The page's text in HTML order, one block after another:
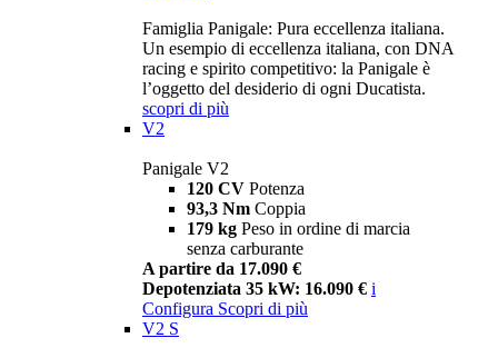
Famiglia Panigale: Pura eccellenza italiana.
Un esempio di eccellenza italiana, con DNA
racing e spirito competitivo: la Panigale è
l’oggetto del desiderio di ogni Ducatista.
scopri di più
V2
Panigale V2
120 CV Potenza
93,3 Nm Coppia
179 kg Peso in ordine di marcia
senza carburante
A partire da 17.090 €
Depotenziata 35 kW: 16.090 € i
Configura Scopri di più
V2 S